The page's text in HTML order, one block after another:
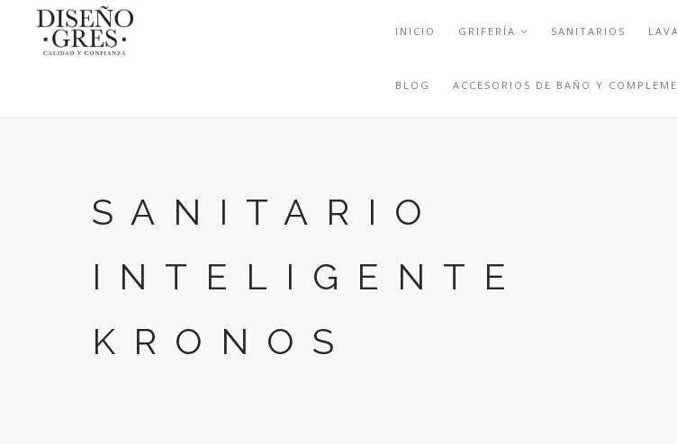
INICIO GRIFERÍA SANITARIOS
BLOG ACCESORIOS DE BAÑO Y
SANITARIO
INTELIGENTE
KRONOS